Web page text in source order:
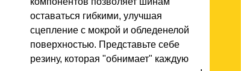
оставаться гибкими, улучшая
сцепление с мокрой и обледенелой
поверхностью. Представьте себе
резину, которая "обнимает" каждую